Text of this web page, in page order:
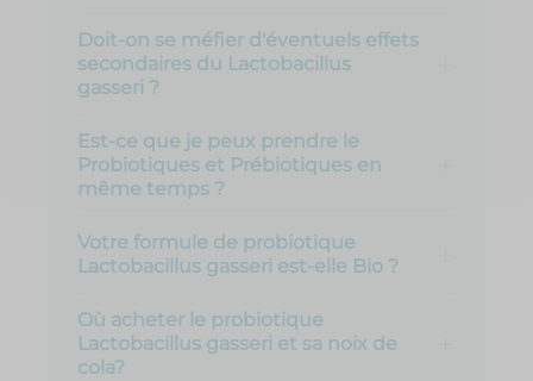
Doit-on se méfier d'éventuels effets
secondaires du Lactobacillus
gasseri ?
Est-ce que je peux prendre le
Probiotiques et Prébiotiques en
même temps ?
Votre formule de probiotique
Lactobacillus gasseri est-elle Bio ?
Où acheter le probiotique
Lactobacillus gasseri et sa noix de
cola?